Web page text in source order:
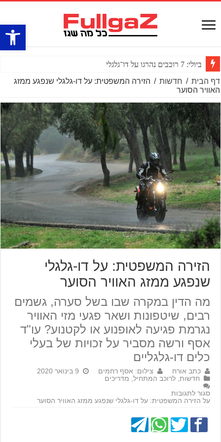
פתח
ביולי: 7 רוכבים נהרגו על דו־גלגלי
דף הבית / חדשות / הזירה המשפטית: על דו-גלגלי שנפגע ממזג
האוויר הסוער
הזירה המשפטית: על דו-גלגלי
שנפגע ממזג האוויר הסוער
מה הדין במקרה שבו בשל סערה, גשמים
רבים, שיטפונות ושאר פגעי מזי האוויר
נגרמת פגיעה לאופנוע או לקטנוע? עו"ד
אסף ורשה מסביר על זכויות של בעלי
כלים דו-גלגליים
כתב אורח צילום: אסף רחמים
9 בינואר 2020
חדשות ,לרוכב המתחיל מדריכים
סגור לתגובות
על הזירה המשפטית: על דו-גלגלי שנפגע ממזג האוויר הסוער